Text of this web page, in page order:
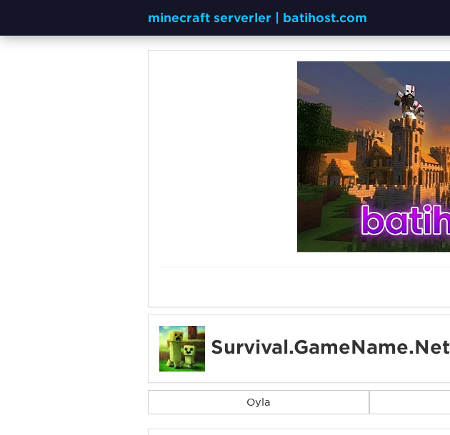
minecraft serverler | batihost.com
Survival.GameName.Net
Oyla